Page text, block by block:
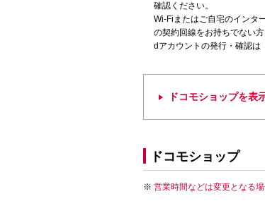
確認ください。
Wi-Fiまたはご自宅のインタ
の契約回線をお持ちでない
dアカウントの発行・確認は
ドコモショップを表
ドコモショップ
営業時間などは変更となる